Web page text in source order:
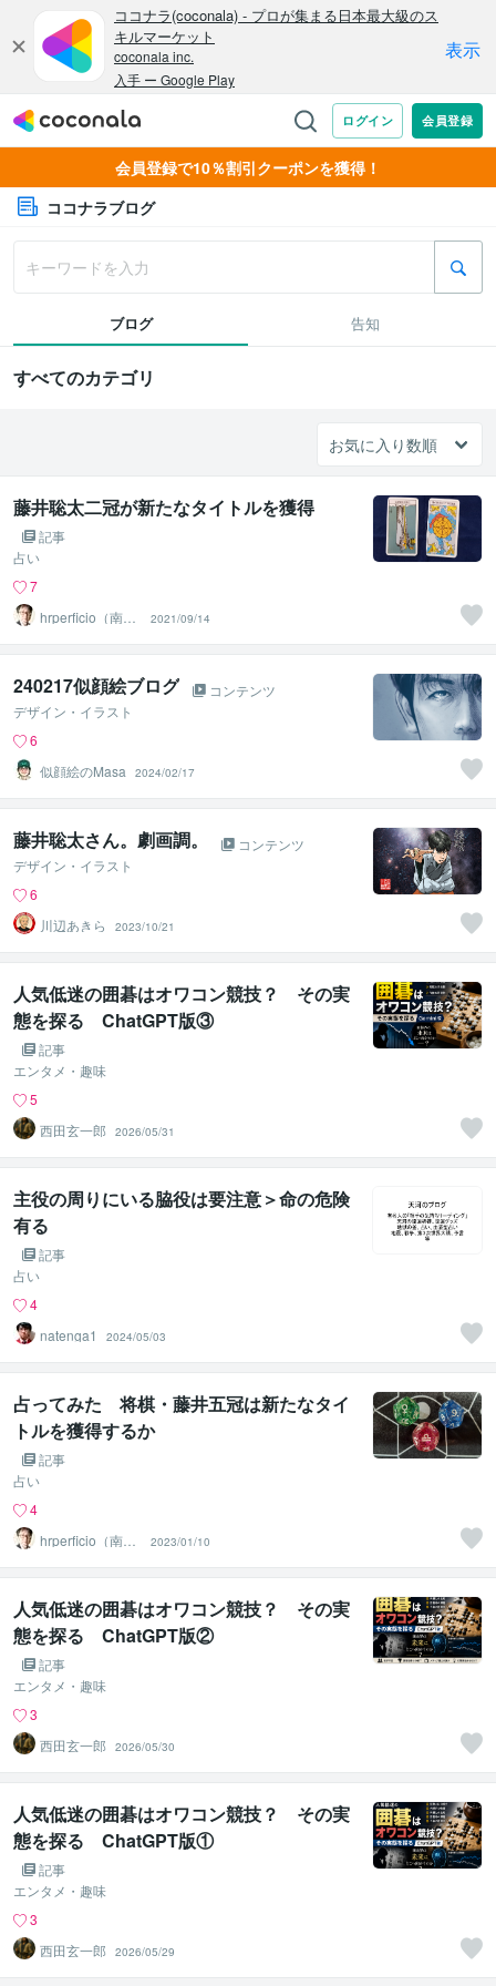
会員登録で10％割引クーポンを獲得！
ココナラブログ
ブログ 告知
すべてのカテゴリ
藤井聡太二冠が新たなタイトルを獲得
記事
占い
7
hrperficio（南仙
台の父）
2021/09/14
240217似顔絵ブログ
コンテンツ
デザイン・イラスト
6
似顔絵のMasa
2024/02/17
藤井聡太さん。劇画調。
コンテンツ
デザイン・イラスト
6
川辺あきら
2023/10/21
人気低迷の囲碁はオワコン競技？ その実
態を探る ChatGPT版③
記事
エンタメ・趣味
5
西田玄一郎
2026/05/31
主役の周りにいる脇役は要注意＞命の危険
有る
記事
占い
4
natenga1
2024/05/03
占ってみた 将棋・藤井五冠は新たなタイ
トルを獲得するか
記事
占い
4
hrperficio（南仙
台の父）
2023/01/10
人気低迷の囲碁はオワコン競技？ その実
態を探る ChatGPT版②
記事
エンタメ・趣味
3
西田玄一郎
2026/05/30
人気低迷の囲碁はオワコン競技？ その実
態を探る ChatGPT版①
記事
エンタメ・趣味
3
西田玄一郎
2026/05/29